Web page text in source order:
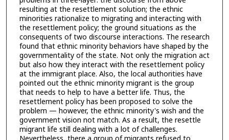
resulting at the resettlement solution; the ethnic
minorities rationalize to migrating and interacting with
the resettlement policy; the ground situations as the
consequents of two discourse interactions. The research
found that ethnic minority behaviors have shaped by the
governmentality of the state. Not only the migration act
but also how they interact with the resettlement policy
at the immigrant place. Also, the local authorities have
pointed out the ethnic minority migrant is the group
that needs to help to have a better life. Thus, the
resettlement policy has been proposed to solve the
problem — however, the ethnic minority's wish and the
government vision not match. As a result, the resettle
migrant life still dealing with a lot of challenges.